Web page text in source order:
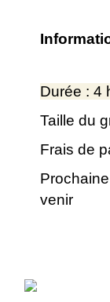
Durée : 4
Taille du
Frais de
venir